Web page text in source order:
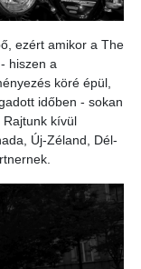
ezért amikor a The
hiszen a
köré épül,
időben - sokan
Rajtunk kívül
Új-Zéland, Dél-